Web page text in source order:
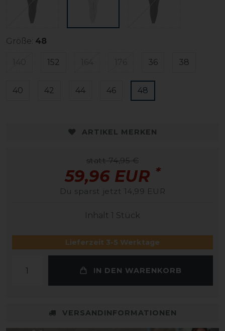
Größe: 48
152 36 38
40 42 44 46 48
ARTIKEL MERKEN
statt 74,95 €
59,96 EUR *
Du sparst jetzt 14,99 EUR
Inhalt 1 Stück
Lieferzeit 3-5 Werktage
IN DEN WARENKORB
VERSANDINFORMATIONEN